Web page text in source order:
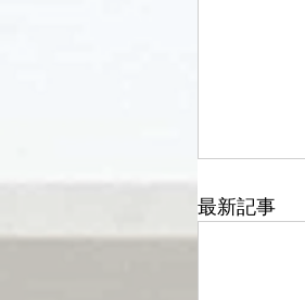
最新記事